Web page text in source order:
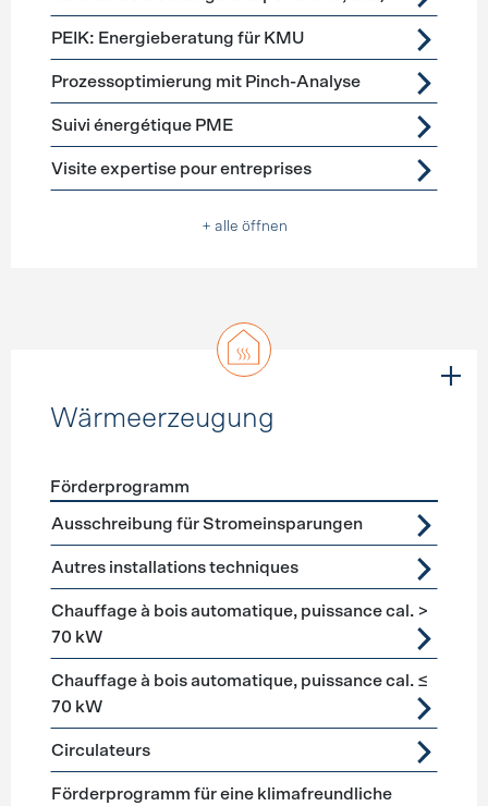
PEIK: Energieberatung für KMU
Prozessoptimierung mit Pinch-Analyse
Suivi énergétique PME
Visite expertise pour entreprises
+ alle öffnen
Wärmeerzeugung
Förderprogramme Wärmeerzeugung
Förderprogramm
Ausschreibung für Stromeinsparungen
Autres installations techniques
Chauffage à bois automatique, puissance cal. >
70 kW
Chauffage à bois automatique, puissance cal. ≤
70 kW
Circulateurs
Förderprogramm für eine klimafreundliche